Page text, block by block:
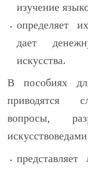
изучение
определяет
дает
искусства.
В пособиях
приводятся
вопросы,